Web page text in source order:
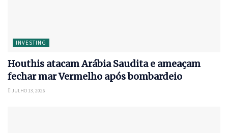
INVESTING
Houthis atacam Arábia Saudita e ameaçam
fechar mar Vermelho após bombardeio
JULHO 13, 2026